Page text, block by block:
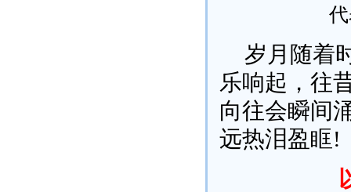
岁月随着
乐响起，往
向往会瞬间
远热泪盈眶!